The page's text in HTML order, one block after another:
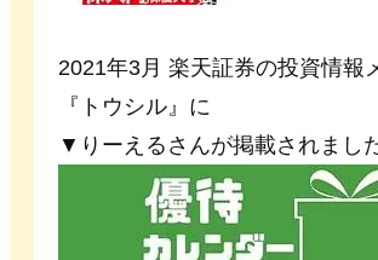
2021年3月 楽天証券の投資情報
『トウシル』に
▼りーえるさんが掲載されました